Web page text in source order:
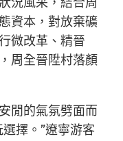
資本，對放棄礦
微改革、精晉
周全晉陞村落顏
閒的氣氛劈面而
擇。”遼寧游客